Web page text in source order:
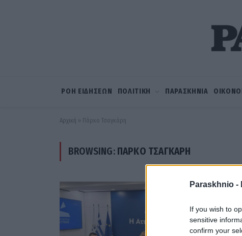
Paraskhnio -
If you wish to
sensitive
confirm your
ΡΟΗ ΕΙΔΗΣΕΩΝ ΠΟΛΙΤΙΚΗ ΠΑΡΑΣΚΗΝΙΑ
Αρχική » Πάρκο Τσαγκάρη
BROWSING: ΠΆΡΚΟ ΤΣΑΓΚΆΡΗ